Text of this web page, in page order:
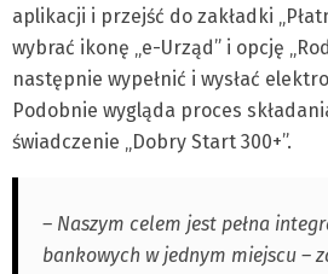
aplikacji i przejść do zakładki
wybrać ikonę „e-Urząd” i opcję
następnie wypełnić i wysłać
Podobnie wygląda proces
świadczenie „Dobry Start 300+”.
– Naszym celem jest pełna
bankowych w jednym miejscu –